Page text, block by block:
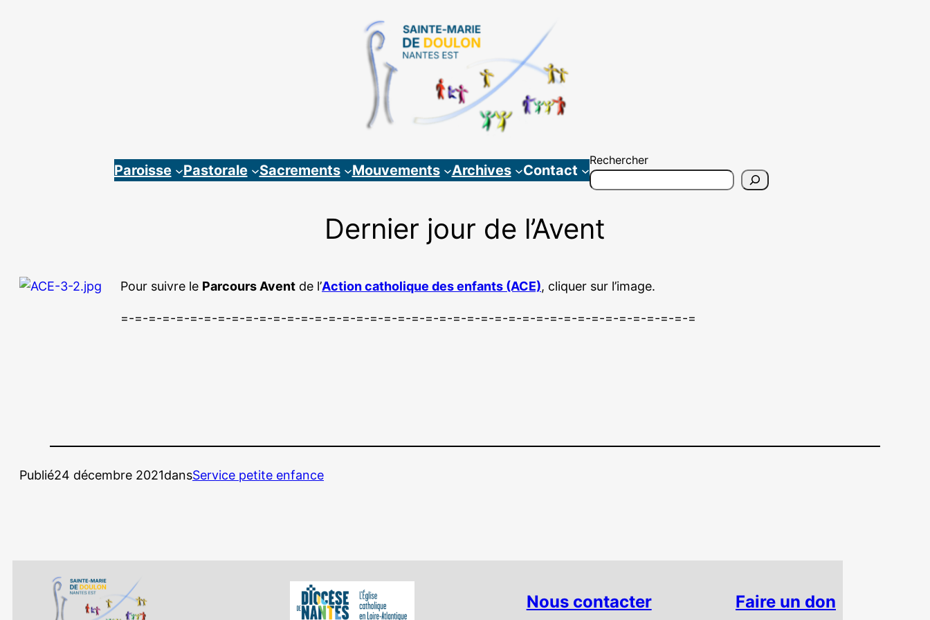
Paroisse Pastorale Sacrements Mouvements Archives Contact
Rechercher
Dernier jour de l’Avent
Pour suivre le Parcours Avent de l’Action catholique des enfants (ACE), cliquer sur l’image.
=-=-=-=-=-=-=-=-=-=-=-=-=-=-=-=-=-=-=-=-=-=-=-=-=-=-=-=-=-=-=-=-=-=-=-=-=-=-=-=-=-=
Publié24 décembre 2021dansService petite enfance
Nous contacter Faire un don